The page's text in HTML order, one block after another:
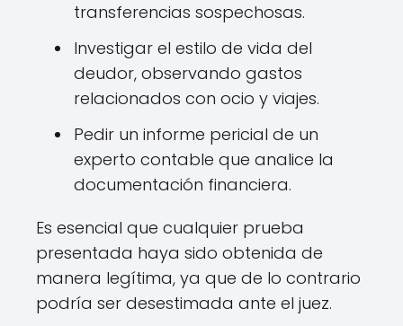
transferencias sospechosas.
Investigar el estilo de vida del
deudor, observando gastos
relacionados con ocio y viajes.
Pedir un informe pericial de un
experto contable que analice la
documentación financiera.
Es esencial que cualquier prueba
presentada haya sido obtenida de
manera legítima, ya que de lo contrario
podría ser desestimada ante el juez.